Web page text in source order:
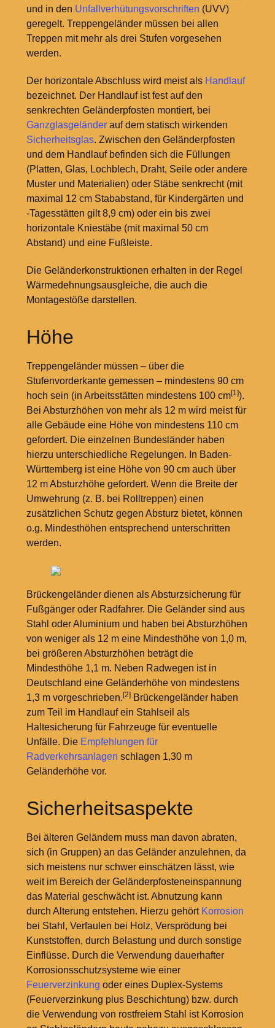
und in den Unfallverhütungsvorschriften (UVV)
geregelt. Treppengeländer müssen bei allen
Treppen mit mehr als drei Stufen vorgesehen
werden.
Der horizontale Abschluss wird meist als Handlauf
bezeichnet. Der Handlauf ist fest auf den
senkrechten Geländerpfosten montiert, bei
Ganzglasgeländerauf dem statisch wirkenden
Sicherheitsglas. Zwischen den Geländerpfosten
und dem Handlauf befinden sich die Füllungen
(Platten, Glas, Lochblech, Draht, Seile oder andere
Muster und Materialien) oder Stäbe senkrecht (mit
maximal 12 cm Stababstand, für Kindergärten und
-Tagesstätten gilt 8,9 cm) oder ein bis zwei
horizontale Kniestäbe (mit maximal 50 cm
Abstand) und eine Fußleiste.
Die Geländerkonstruktionen erhalten in der Regel
Wärmedehnungsausgleiche, die auch die
Montagestöße darstellen.
Höhe
Treppengeländer müssen – über die
Stufenvorderkante gemessen – mindestens 90 cm
hoch sein (in Arbeitsstätten mindestens 100 cm[1]).
Bei Absturzhöhen von mehr als 12 m wird meist für
alle Gebäude eine Höhe von mindestens 110 cm
gefordert. Die einzelnen Bundesländer haben
hierzu unterschiedliche Regelungen. In Baden-
Württemberg ist eine Höhe von 90 cm auch über
12 m Absturzhöhe gefordert. Wenn die Breite der
Umwehrung (z. B. bei Rolltreppen) einen
zusätzlichen Schutz gegen Absturz bietet, können
o.g. Mindesthöhen entsprechend unterschritten
werden.
Brückengeländer dienen als Absturzsicherung für
Fußgänger oder Radfahrer. Die Geländer sind aus
Stahl oder Aluminium und haben bei Absturzhöhen
von weniger als 12 m eine Mindesthöhe von 1,0 m,
bei größeren Absturzhöhen beträgt die
Mindesthöhe 1,1 m. Neben Radwegen ist in
Deutschland eine Geländerhöhe von mindestens
1,3 m vorgeschrieben. [2]Brückengeländer haben
zum Teil im Handlauf ein Stahlseil als
Haltesicherung für Fahrzeuge für eventuelle
Unfälle. Die Empfehlungen für
Radverkehrsanlagen schlagen 1,30 m
Geländerhöhe vor.
Sicherheitsaspekte
Bei älteren Geländern muss man davon abraten,
sich (in Gruppen) an das Geländer anzulehnen, da
sich meistens nur schwer einschätzen lässt, wie
weit im Bereich der Geländerpfosteneinspannung
das Material geschwächt ist. Abnutzung kann
durch Alterung entstehen. Hierzu gehört Korrosion
bei Stahl, Verfaulen bei Holz, Versprödung bei
Kunststoffen, durch Belastung und durch sonstige
Einflüsse. Durch die Verwendung dauerhafter
Korrosionsschutzsysteme wie einer
Feuerverzinkung oder eines Duplex-Systems
(Feuerverzinkung plus Beschichtung) bzw. durch
die Verwendung von rostfreiem Stahl ist Korrosion